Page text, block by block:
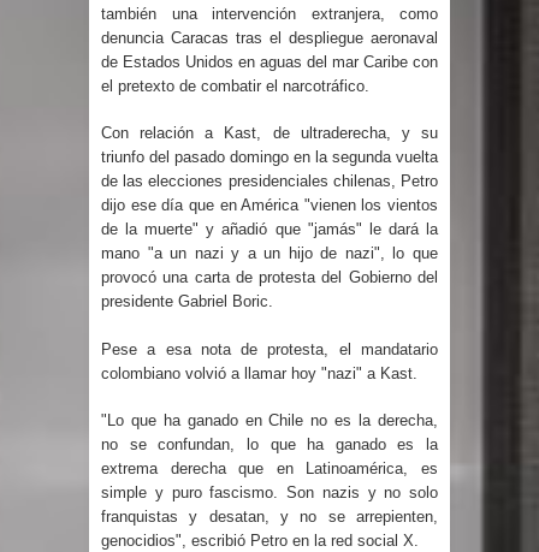
España
TC declara inconstitucional decreto
sobre horarios de venta de alcohol
vigente desde 2006 y exige ley del
Congreso
Presidente LMD Víctor D´Aza
reúne con alcalde San Cristóbal
Un lunes trágico deja seis jóvenes
muertos
Heridos y edificios colapsados tras
también una intervención extranjera, como
denuncia Caracas tras el despliegue aeronaval
de Estados Unidos en aguas del mar Caribe con
el pretexto de combatir el narcotráfico.
Con relación a Kast, de ultraderecha, y su
triunfo del pasado domingo en la segunda vuelta
de las elecciones presidenciales chilenas, Petro
dijo ese día que en América "vienen los vientos
de la muerte" y añadió que "jamás" le dará la
mano "a un nazi y a un hijo de nazi", lo que
provocó una carta de protesta del Gobierno del
presidente Gabriel Boric.
Pese a esa nota de protesta, el mandatario
colombiano volvió a llamar hoy "nazi" a Kast.
"Lo que ha ganado en Chile no es la derecha,
no se confundan, lo que ha ganado es la
extrema derecha que en Latinoamérica, es
simple y puro fascismo. Son nazis y no solo
franquistas y desatan, y no se arrepienten,
genocidios", escribió Petro en la red social X.